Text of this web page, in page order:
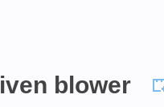
blower